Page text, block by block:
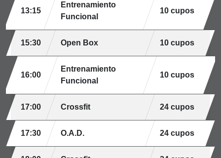
13:15
Entrenamiento
Funcional
10 cupos
15:30 Open Box 10 cupos
16:00
Entrenamiento
Funcional
10 cupos
17:00 Crossfit 24 cupos
17:30 O.A.D. 24 cupos